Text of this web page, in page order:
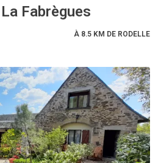
Fabrègues
À 8.5 KM DE RODELLE